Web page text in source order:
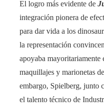
El logro más evidente de
integración pionera de
para dar vida a los
la representación
apoyaba mayoritariamente
maquillajes y marionetas
embargo, Spielberg, junto
el talento técnico de